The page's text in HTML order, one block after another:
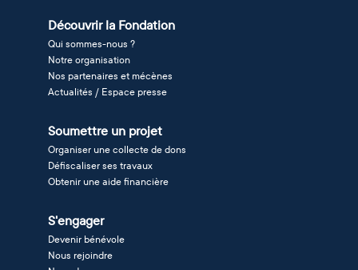
Découvrir la Fondation
Qui sommes-nous ?
Notre organisation
Nos partenaires et mécènes
Actualités / Espace presse
Soumettre un projet
Organiser une collecte de dons
Défiscaliser ses travaux
Obtenir une aide financière
S'engager
Devenir bénévole
Nous rejoindre